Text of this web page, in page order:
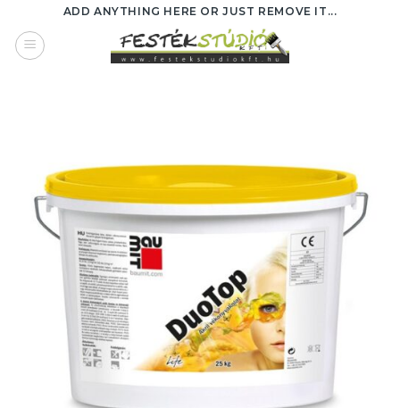
content
ADD ANYTHING HERE OR JUST REMOVE IT...